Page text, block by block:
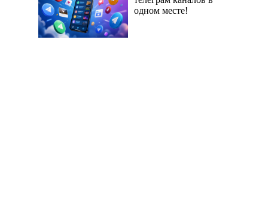
одном месте!